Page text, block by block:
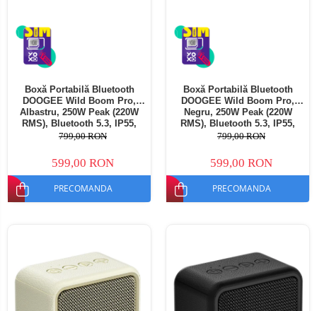
Boxă Portabilă Bluetooth
DOOGEE Wild Boom Pro,
Albastru, 250W Peak (220W
RMS), Bluetooth 5.3, IP55,
RGB, TWS Stereo, USB, TF
Umăr
799,00 RON
599,00 RON
PRECOMANDA
Boxă Portabilă Bluetooth
DOOGEE Wild Boom Pro,
Negru, 250W Peak (220W
RMS), Bluetooth 5.3, IP55,
RGB, TWS Stereo, USB, TF
Umăr
799,00 RON
599,00 RON
PRECOMANDA